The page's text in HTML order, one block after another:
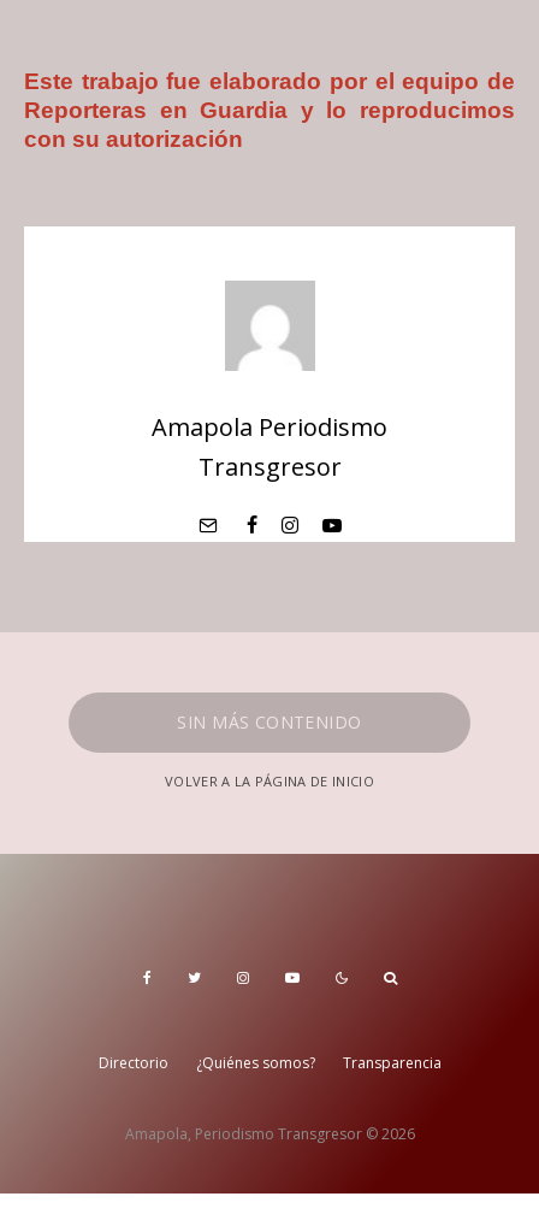
Este trabajo fue elaborado por el equipo de
Reporteras en Guardia y lo reproducimos
con su autorización
Amapola Periodismo
Transgresor
SIN MÁS CONTENIDO
VOLVER A LA PÁGINA DE INICIO
Directorio ¿Quiénes somos? Transparencia
Amapola, Periodismo Transgresor © 2026